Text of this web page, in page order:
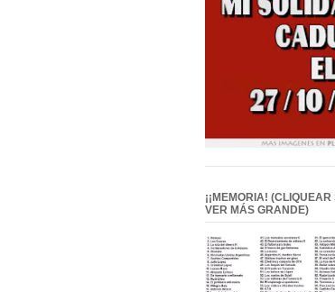
¡¡MEMORIA!
VER MÁS GRANDE)